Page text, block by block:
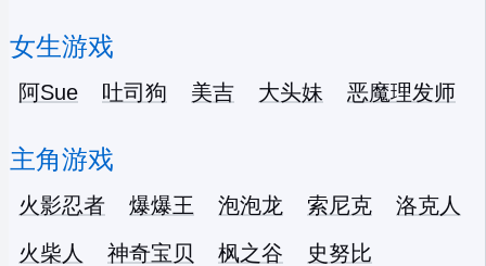
女生游戏
阿Sue 吐司狗 美吉 大头妹 恶魔理发师
主角游戏
火影忍者 爆爆王 泡泡龙 索尼克
洛克人
火柴人
神奇宝贝 枫之谷
史努比